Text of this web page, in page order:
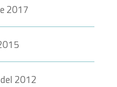
2017
2012